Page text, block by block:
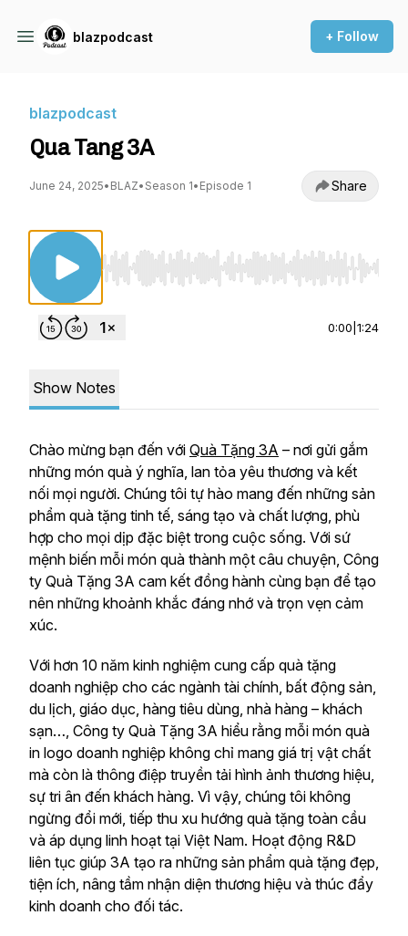
blazpodcast + Follow
blazpodcast
Qua Tang 3A
June 24, 2025• BLAZ• Season 1• Episode 1 Share
Use Left/Right to seek, Home/End to jump to
0:00 1:24
Show Notes
Chào mừng bạn đến với Quà Tặng 3A – nơi gửi gắm
những món quà ý nghĩa, lan tỏa yêu thương và kết
nối mọi người. Chúng tôi tự hào mang đến những sản
phẩm quà tặng tinh tế, sáng tạo và chất lượng, phù
hợp cho mọi dịp đặc biệt trong cuộc sống. Với sứ
mệnh biến mỗi món quà thành một câu chuyện, Công
ty Quà Tặng 3A cam kết đồng hành cùng bạn để tạo
nên những khoảnh khắc đáng nhớ và trọn vẹn cảm
xúc.
Với hơn 10 năm kinh nghiệm cung cấp quà tặng
doanh nghiệp cho các ngành tài chính, bất động sản,
du lịch, giáo dục, hàng tiêu dùng, nhà hàng – khách
sạn…, Công ty Quà Tặng 3A hiểu rằng mỗi món quà
in logo doanh nghiệp không chỉ mang giá trị vật chất
mà còn là thông điệp truyền tải hình ảnh thương hiệu,
sự tri ân đến khách hàng. Vì vậy, chúng tôi không
ngừng đổi mới, tiếp thu xu hướng quà tặng toàn cầu
và áp dụng linh hoạt tại Việt Nam. Hoạt động R&D
liên tục giúp 3A tạo ra những sản phẩm quà tặng đẹp,
tiện ích, nâng tầm nhận diện thương hiệu và thúc đẩy
kinh doanh cho đối tác.